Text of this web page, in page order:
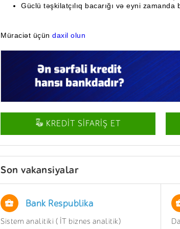
Güclü təşkilatçılıq bacarığı və eyni zamanda
Müraciət üçün daxil olun
KREDİT SİFARİŞ ET
Son vakansiyalar
Bank Respublika
Sistem analitiki ( İT biznes analitik)